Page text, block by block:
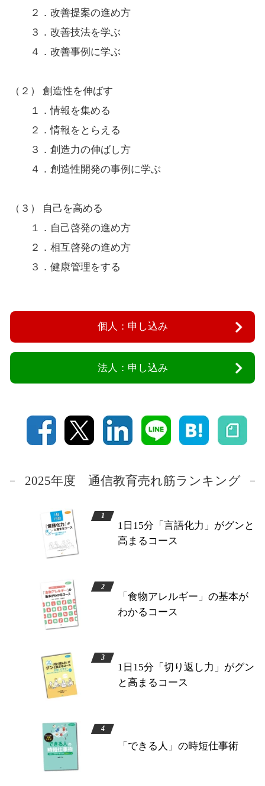
２．改善提案の進め方
３．改善技法を学ぶ
４．改善事例に学ぶ
（２） 創造性を伸ばす
１．情報を集める
２．情報をとらえる
３．創造力の伸ばし方
４．創造性開発の事例に学ぶ
（３） 自己を高める
１．自己啓発の進め方
２．相互啓発の進め方
３．健康管理をする
個人：申し込み
法人：申し込み
2025年度 通信教育売れ筋ランキング
1日15分「言語化力」がグンと
高まるコース
「食物アレルギー」の基本が
わかるコース
1日15分「切り返し力」がグン
と高まるコース
「できる人」の時短仕事術